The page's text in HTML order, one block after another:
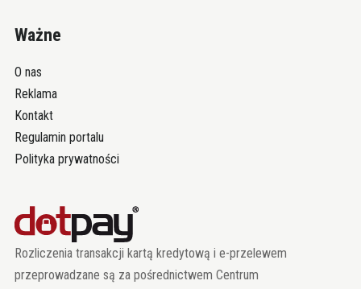
Ważne
O nas
Reklama
Kontakt
Regulamin portalu
Polityka prywatności
Rozliczenia transakcji kartą kredytową i e-przelewem
przeprowadzane są za pośrednictwem Centrum